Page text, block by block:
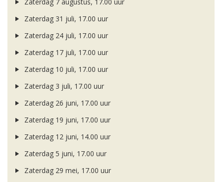
Zaterdag 7 augustus, 17.00 uur
Zaterdag 31 juli, 17.00 uur
Zaterdag 24 juli, 17.00 uur
Zaterdag 17 juli, 17.00 uur
Zaterdag 10 juli, 17.00 uur
Zaterdag 3 juli, 17.00 uur
Zaterdag 26 juni, 17.00 uur
Zaterdag 19 juni, 17.00 uur
Zaterdag 12 juni, 14.00 uur
Zaterdag 5 juni, 17.00 uur
Zaterdag 29 mei, 17.00 uur